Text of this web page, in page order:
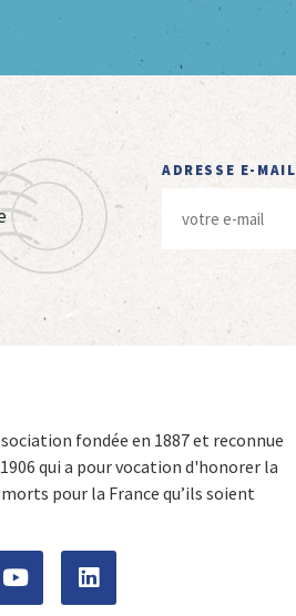
ADRESSE E-MAIL
fondée en 1887 et reconnue
qui a pour vocation d'honorer la
pour la France qu’ils soient